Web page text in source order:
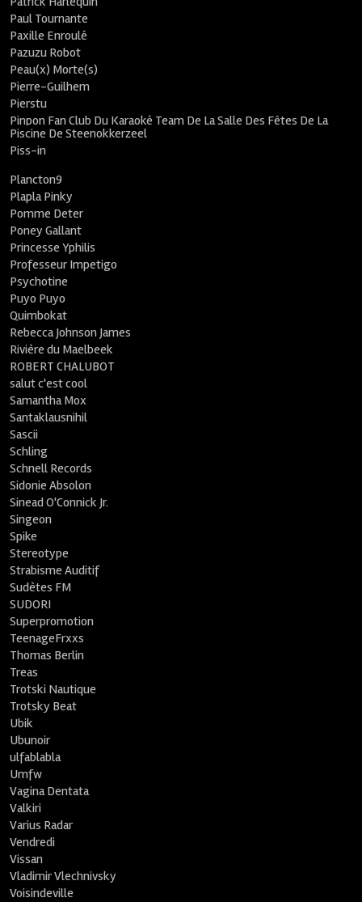
Paul Tournante
Paxille Enroulé
Pazuzu Robot
Peau(x) Morte(s)
Pierre-Guilhem
Pierstu
Pinpon Fan Club Du Karaoké Team De La Salle Des Fêtes De La
Piscine De Steenokkerzeel
Piss-in
Plancton9
Plapla Pinky
Pomme Deter
Poney Gallant
Princesse Yphilis
Professeur Impetigo
Psychotine
Puyo Puyo
Quimbokat
Rebecca Johnson James
Rivière du Maelbeek
ROBERT CHALUBOT
salut c'est cool
Samantha Mox
Santaklausnihil
Sascii
Schling
Schnell Records
Sidonie Absolon
Sinead O'Connick Jr.
Singeon
Spike
Stereotype
Strabisme Auditif
Sudètes FM
SUDORI
Superpromotion
TeenageFrxxs
Thomas Berlin
Treas
Trotski Nautique
Trotsky Beat
Ubik
Ubunoir
ulfablabla
Umfw
Vagina Dentata
Valkiri
Varius Radar
Vendredi
Vissan
Vladimir Vlechnivsky
Voisindeville